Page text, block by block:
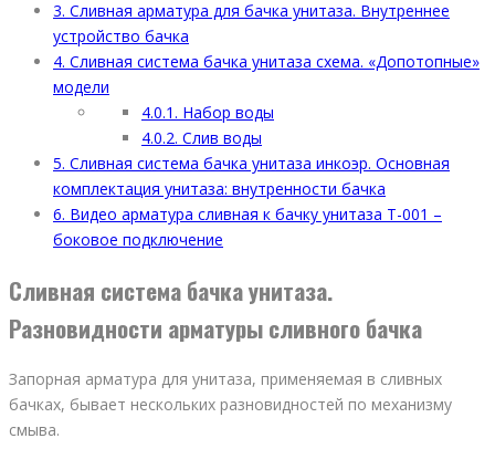
3. Сливная арматура для бачка унитаза. Внутреннее
устройство бачка
4. Сливная система бачка унитаза схема. «Допотопные»
модели
4.0.1. Набор воды
4.0.2. Слив воды
5. Сливная система бачка унитаза инкоэр. Основная
комплектация унитаза: внутренности бачка
6. Видео арматура сливная к бачку унитаза T-001 –
боковое подключение
Сливная система бачка унитаза.
Разновидности арматуры сливного бачка
Запорная арматура для унитаза, применяемая в сливных
бачках, бывает нескольких разновидностей по механизму
смыва.